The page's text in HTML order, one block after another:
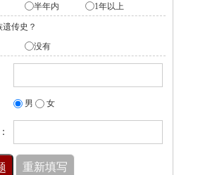
半年内 1年以上
传史？
没有
男 女